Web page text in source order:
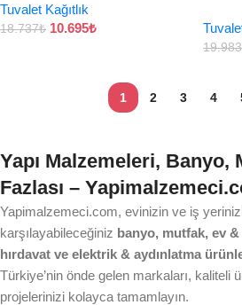
Tuvalet Kağıtlık
18.737₺ 10.695₺
19.983
1 2 3 4
Yapı Malzemeleri, Banyo,
Fazlası –
Yapimalzemeci.com, evinizin ve iş
karşılayabileceğiniz banyo, mutfak, ev
hırdavat ve elektrik & aydınlatma
Türkiye’nin önde gelen markaları, kaliteli
projelerinizi kolayca tamamlayın.